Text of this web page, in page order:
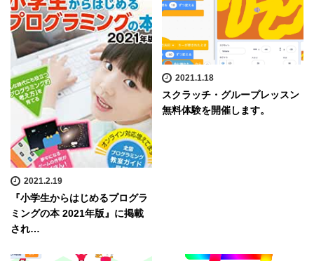
2021.2.19
『小学生からはじめるプログラ
ミングの本 2021年版』に掲載
され…
2021.1.18
スクラッチ・グループレッスン
無料体験を開催します。